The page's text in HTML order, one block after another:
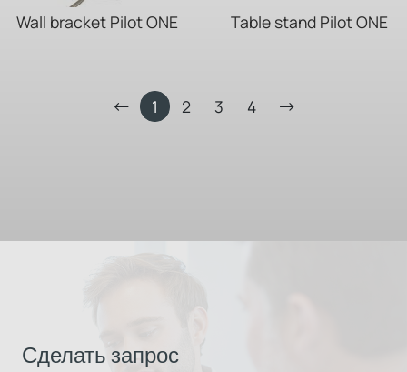
Wall bracket Pilot ONE Table stand Pilot ONE
1 2 3 4
Сделать запрос